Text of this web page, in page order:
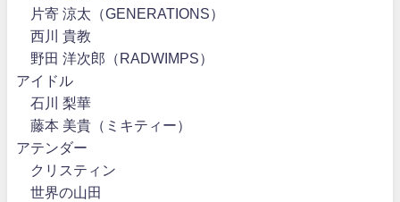
片寄 涼太（GENERATIONS）
西川 貴教
野田 洋次郎（RADWIMPS）
アイドル
石川 梨華
藤本 美貴（ミキティー）
アテンダー
クリスティン
世界の山田